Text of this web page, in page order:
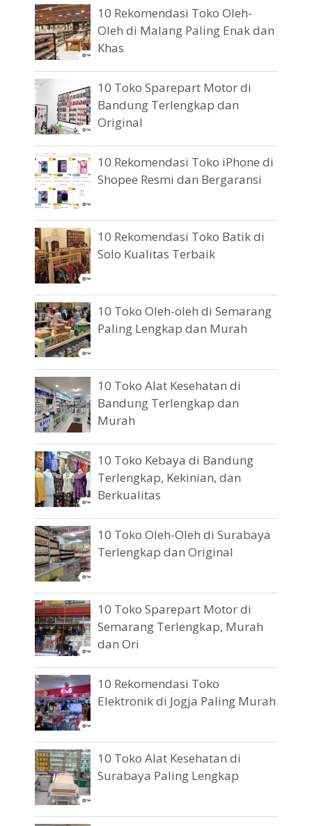
10 Rekomendasi Toko Oleh-
Oleh di Malang Paling Enak dan
Khas
10 Toko Sparepart Motor di
Bandung Terlengkap dan
Original
10 Rekomendasi Toko iPhone di
Shopee Resmi dan Bergaransi
10 Rekomendasi Toko Batik di
Solo Kualitas Terbaik
10 Toko Oleh-oleh di Semarang
Paling Lengkap dan Murah
10 Toko Alat Kesehatan di
Bandung Terlengkap dan
Murah
10 Toko Kebaya di Bandung
Terlengkap, Kekinian, dan
Berkualitas
10 Toko Oleh-Oleh di Surabaya
Terlengkap dan Original
10 Toko Sparepart Motor di
Semarang Terlengkap, Murah
dan Ori
10 Rekomendasi Toko
Elektronik di Jogja Paling Murah
10 Toko Alat Kesehatan di
Surabaya Paling Lengkap